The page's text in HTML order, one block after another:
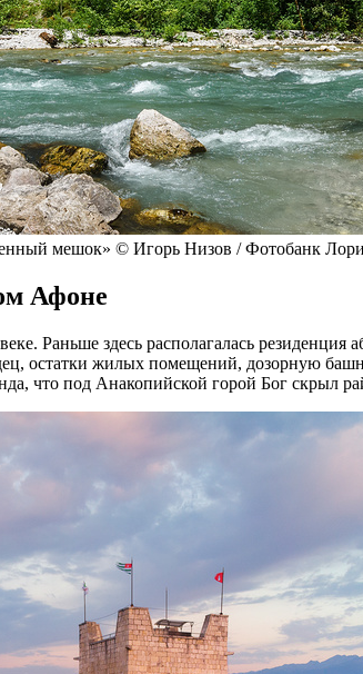
мешок» © Игорь Низов / Фотобанк Лори
Афоне
Раньше здесь располагалась
остатки жилых помещений, дозорную
что под Анакопийской горой Бог скрыл